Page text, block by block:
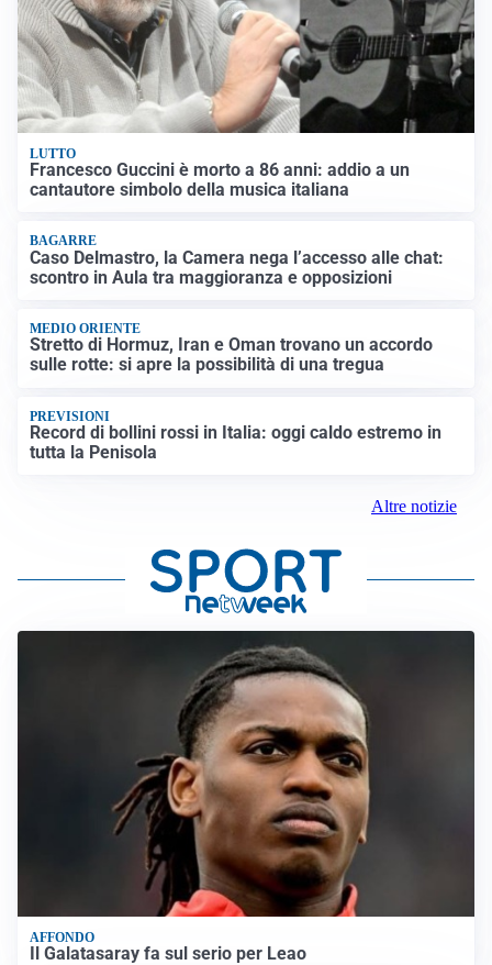
LUTTO
Francesco Guccini è morto a 86 anni: addio a un
cantautore simbolo della musica italiana
BAGARRE
Caso Delmastro, la Camera nega l’accesso alle chat:
scontro in Aula tra maggioranza e opposizioni
MEDIO ORIENTE
Stretto di Hormuz, Iran e Oman trovano un accordo
sulle rotte: si apre la possibilità di una tregua
PREVISIONI
Record di bollini rossi in Italia: oggi caldo estremo in
tutta la Penisola
Altre notizie
AFFONDO
Il Galatasaray fa sul serio per Leao